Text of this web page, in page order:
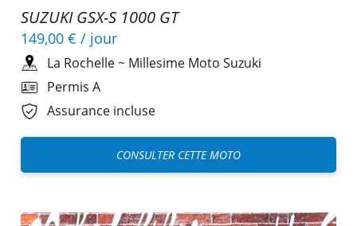
SUZUKI GSX-S 1000 GT
149,00 € / jour
La Rochelle~ Millesime Moto Suzuki
Permis A
Assurance incluse
CONSULTER CETTE MOTO